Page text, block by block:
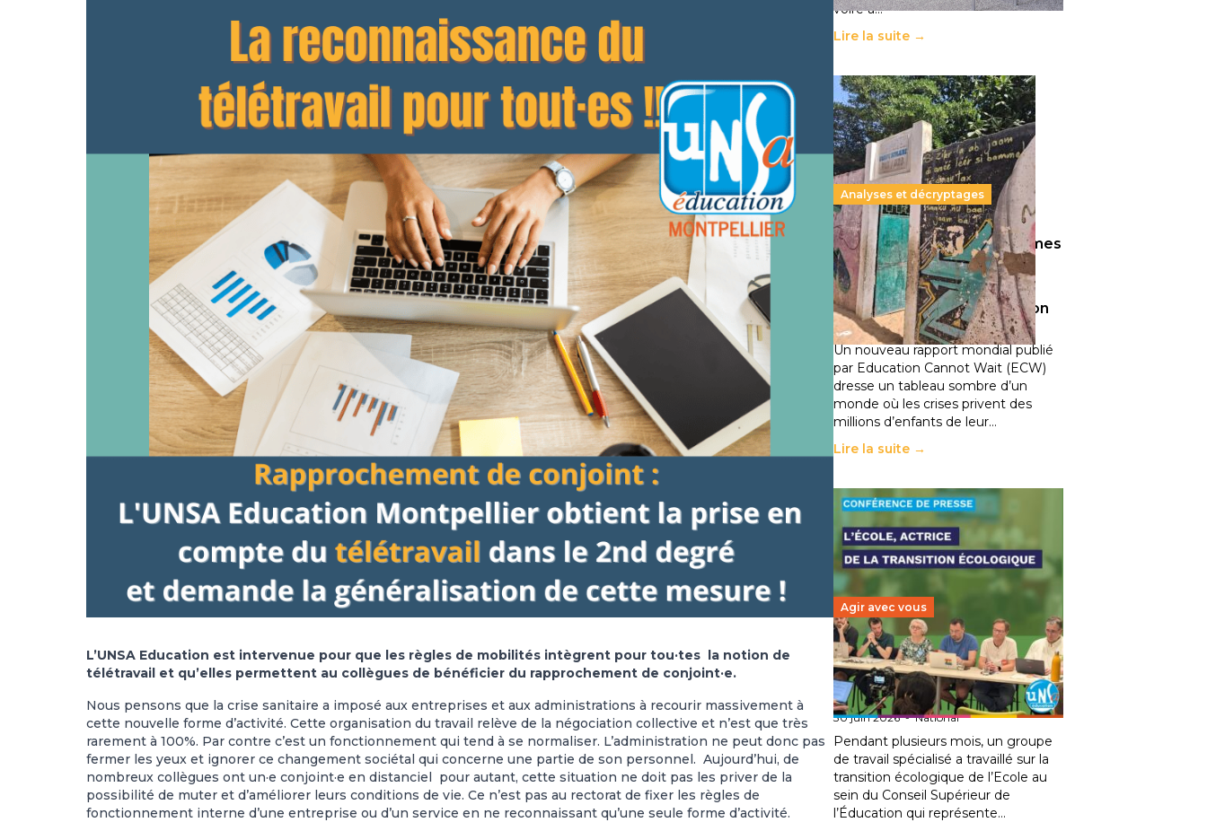
L’UNSA Education est intervenue pour que les règles de mobilités intègrent pour tou·tes la notion de
télétravail et qu’elles permettent au collègues de bénéficier du rapprochement de conjoint·e.
Nous pensons que la crise sanitaire a imposé aux entreprises et aux administrations à recourir massivement à
cette nouvelle forme d’activité. Cette organisation du travail relève de la négociation collective et n’est que très
rarement à 100%. Par contre c’est un fonctionnement qui tend à se normaliser. L’administration ne peut donc pas
fermer les yeux et ignorer ce changement sociétal qui concerne une partie de son personnel. Aujourd’hui, de
nombreux collègues ont un·e conjoint·e en distanciel pour autant, cette situation ne doit pas les priver de la
possibilité de muter et d’améliorer leurs conditions de vie. Ce n’est pas au rectorat de fixer les règles de
fonctionnement interne d’une entreprise ou d’un service en ne reconnaissant qu’une seule forme d’activité.
voire à…
Lire la suite →
Analyses et décryptages
258 millions d’enfants victimes
de la guerre, des chocs
climatiques et des
déplacements de population
11 juillet 2026 -National
Un nouveau rapport mondial publié
par Education Cannot Wait (ECW)
dresse un tableau sombre d’un
monde où les crises privent des
millions d’enfants de leur…
Lire la suite →
Agir avec vous
Transition écologique de
l’éducation : l’UNSA Éducation
fait bouger les lignes
30 juin 2026-National
Pendant plusieurs mois, un groupe
de travail spécialisé a travaillé sur la
transition écologique de l’Ecole au
sein du Conseil Supérieur de
l’Éducation qui représente…